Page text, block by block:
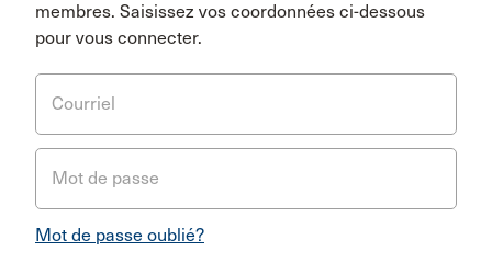
membres. Saisissez vos coordonnées ci-dessous
pour vous connecter.
Courriel
Mot de passe
Mot de passe oublié?